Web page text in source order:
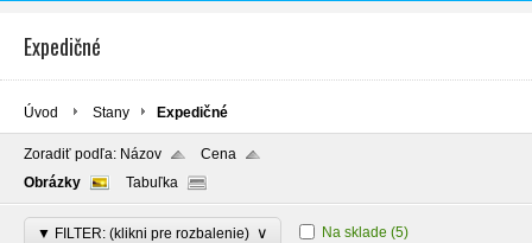
Expedičné
Úvod Stany Expedičné
Zoradiť podľa: Názov
Cena
Obrázky
Tabuľka
▼ FILTER: (klikni pre rozbalenie) ∨ Na sklade (5)